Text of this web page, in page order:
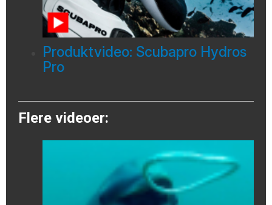
Produktvideo: Scubapro Hydros
Pro
Flere videoer: